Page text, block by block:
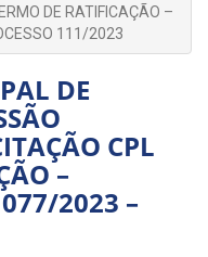
DE RATIFICAÇÃO –
111/2023
DE
CPL
–
2023 –